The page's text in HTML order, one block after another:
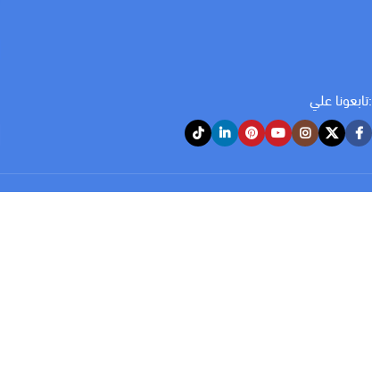
:تابعونا علي